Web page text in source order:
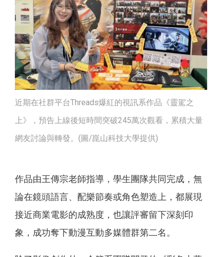
近期在社群平台Threads爆紅的視訊系作品《靈駕之
上》，預告上線後短時間突破245萬次觀看，累積大量
網友討論與轉發。(圖/崑山科技大學提供)
作品由王傳宗老師指導，學生團隊共同完成，無
論在鏡頭語言、配樂節奏或角色塑造上，都展現
接近商業電影的成熟度，也讓評審留下深刻印
象，成功奪下動漫互動多媒體群第二名。